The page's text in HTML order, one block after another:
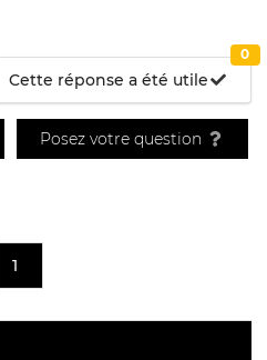
Cette réponse a été utile
0
Posez votre question
1